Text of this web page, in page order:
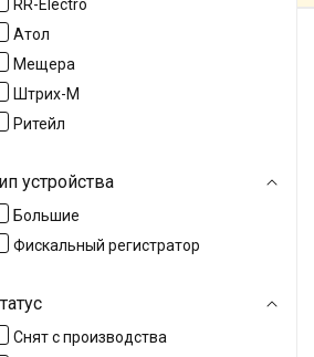
RR-Electro
Атол
Мещера
Штрих-М
Ритейл
устройства
Большие
Фискальный регистратор
Снят с производства